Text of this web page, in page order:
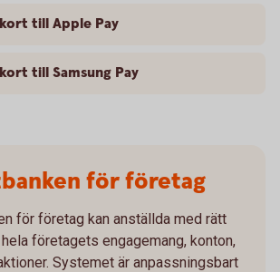
till Apple Pay
till Samsung Pay
för företag
för företag kan anställda med rätt
företagets engagemang, konton,
Systemet är anpassningsbart